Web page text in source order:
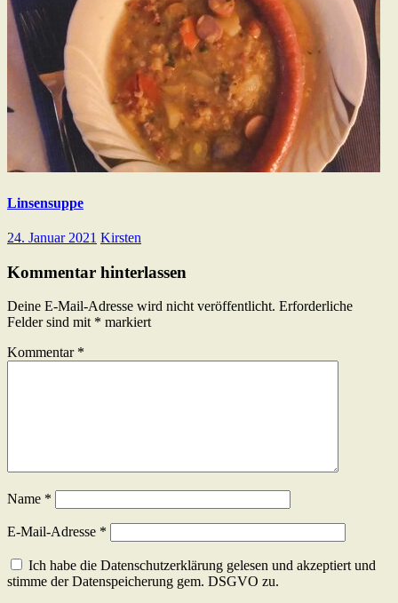
Linsensuppe
24. Januar 2021 Kirsten
Kommentar hinterlassen
Deine E-Mail-Adresse wird nicht veröffentlicht. Erforderliche
Felder sind mit * markiert
Kommentar *
Name *
E-Mail-Adresse *
Ich habe die Datenschutzerklärung gelesen und akzeptiert und
stimme der Datenspeicherung gem. DSGVO zu.